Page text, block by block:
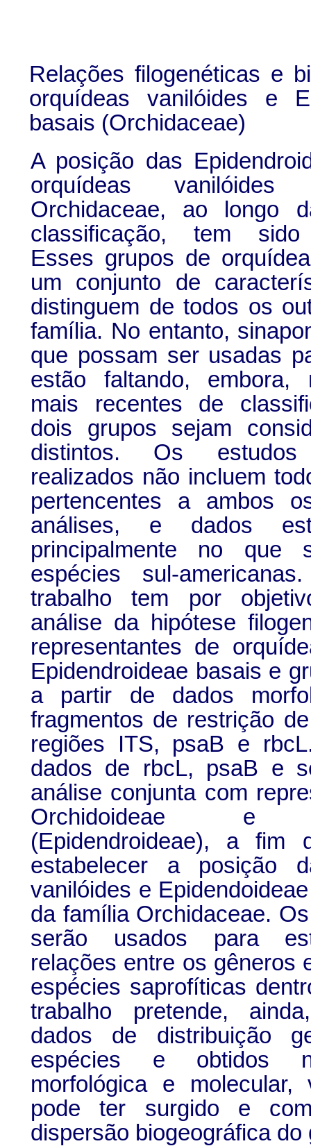
Relações filogenéticas e
orquídeas vanilóides e
basais (Orchidaceae)
A posição das
orquídeas
Orchidaceae, ao longo
classificação, tem sido
Esses grupos de
um conjunto de
distinguem de todos os
família. No entanto,
que possam ser usadas
estão faltando, embora,
mais recentes de
dois grupos sejam
distintos. Os
realizados não incluem
pertencentes a ambos
análises, e dados
principalmente no que
espécies sul-
trabalho tem por
análise da hipótese
representantes de
Epidendroideae basais e
a partir de dados
fragmentos de restrição
regiões ITS, psaB e
dados de rbcL, psaB e
análise conjunta com
Orchidoideae e
(Epidendroideae), a fim
estabelecer a posição
vanilóides e
da família Orchidaceae.
serão usados para
relações entre os gêneros
espécies saprofíticas
trabalho pretende,
dados de distribuição
espécies e obtidos
morfológica e molecular,
pode ter surgido e
dispersão biogeográfica do